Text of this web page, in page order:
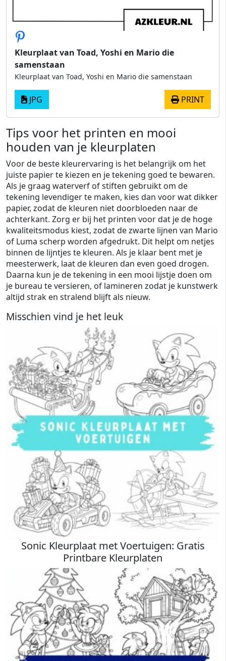
Kleurplaat van Toad, Yoshi en Mario die
samenstaan
Kleurplaat van Toad, Yoshi en Mario die samenstaan
JPG PRINT
Tips voor het printen en mooi
houden van je kleurplaten
Voor de beste kleurervaring is het belangrijk om het
juiste papier te kiezen en je tekening goed te bewaren.
Als je graag waterverf of stiften gebruikt om de
tekening levendiger te maken, kies dan voor wat dikker
papier, zodat de kleuren niet doorbloeden naar de
achterkant. Zorg er bij het printen voor dat je de hoge
kwaliteitsmodus kiest, zodat de zwarte lijnen van Mario
of Luma scherp worden afgedrukt. Dit helpt om netjes
binnen de lijntjes te kleuren. Als je klaar bent met je
meesterwerk, laat de kleuren dan even goed drogen.
Daarna kun je de tekening in een mooi lijstje doen om
je bureau te versieren, of lamineren zodat je kunstwerk
altijd strak en stralend blijft als nieuw.
Misschien vind je het leuk
Sonic Kleurplaat met Voertuigen: Gratis
Printbare Kleurplaten